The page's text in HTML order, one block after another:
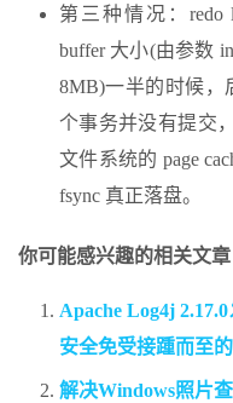
第三种情况：redo
buffer 大小(由参数
8MB)一半的时候，
个事务并没有提交
文件系统的 page
fsync 真正落盘。
你可能感兴趣的相关文章
Apache Log4j
安全免受接踵而至
解决Windows照片